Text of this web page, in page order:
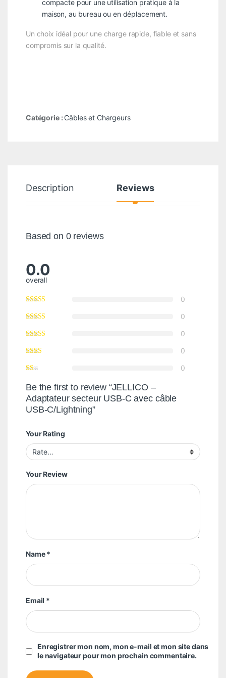
compacte pour une utilisation pratique à la
maison, au bureau ou en déplacement.
Un choix idéal pour une charge rapide, fiable et sans
compromis sur la qualité.
Catégorie : Câbles et Chargeurs
Description Reviews
Based on 0 reviews
0.0
overall
0
0
0
0
0
Be the first to review “JELLICO –
Adaptateur secteur USB-C avec câble
USB-C/Lightning”
Your Rating
Your Review
Name*
Email *
Enregistrer mon nom, mon e-mail et mon site dans
le navigateur pour mon prochain commentaire.